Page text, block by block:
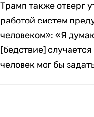
Трамп также отверг
работой систем
человеком»: «Я
[бедствие]
человек мог бы